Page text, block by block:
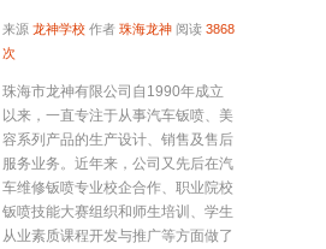
来源 龙神学校 作者 珠海龙神 阅读 3868
次
珠海市龙神有限公司自1990年成立
以来，一直专注于从事汽车钣喷、美
容系列产品的生产设计、销售及售后
服务业务。近年来，公司又先后在汽
车维修钣喷专业校企合作、职业院校
钣喷技能大赛组织和师生培训、学生
从业素质课程开发与推广等方面做了